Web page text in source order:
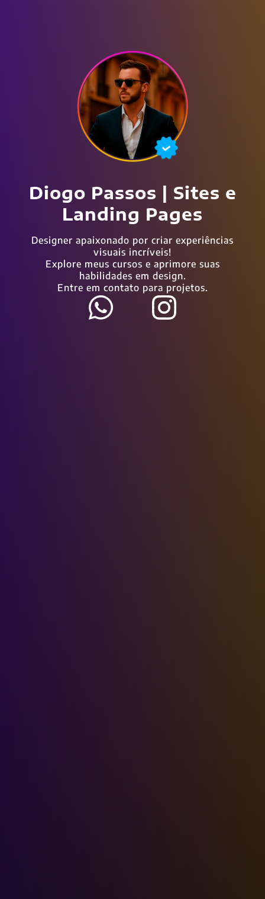
Diogo Passos | Sites e
Landing Pages
Designer apaixonado por criar experiências
visuais incríveis!
Explore meus cursos e aprimore suas
habilidades em design.
Entre em contato para projetos.